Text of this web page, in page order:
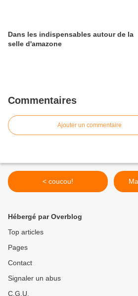
Dans les indispensables autour de la
selle d'amazone
Commentaires
Ajouter un commentaire
< coucou!
Hébergé par Overblog
Top articles
Pages
Contact
Signaler un abus
C.G.U.